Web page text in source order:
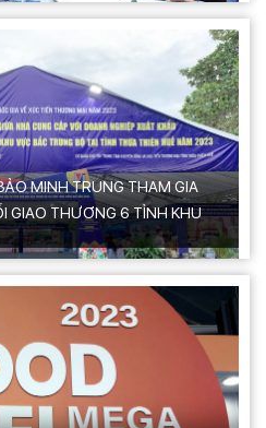
MINH TRUNG THAM GIA
GIAO THƯƠNG 6 TỈNH KHU
BỘ TẠI TỈNH THỪA THIÊN HUẾ